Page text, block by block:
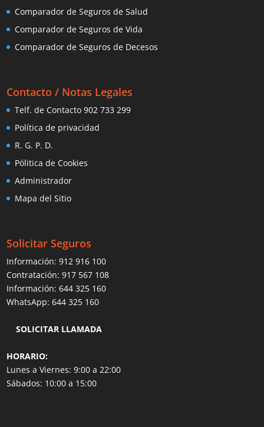
Comparador de Seguros de Salud
Comparador de Seguros de Vida
Comparador de Seguros de Decesos
Contacto / Notas Legales
Telf. de Contacto 902 733 299
Política de privacidad
R. G. P. D.
Pólitica de Cookies
Administrador
Mapa del Sitio
Solicitar Seguros
Información:912 916 100
Contratación:917 567 108
Información:644 325 160
WhatsApp:644 325 160
SOLICITAR LLAMADA
HORARIO:
Lunes a Viernes: 9:00 a 22:00
Sábados: 10:00 a 15:00